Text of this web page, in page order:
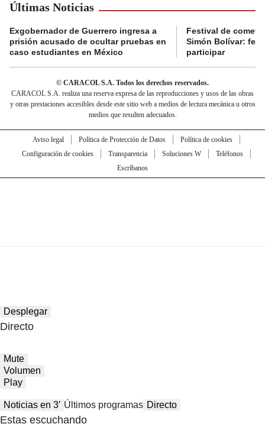
Últimas Noticias
Exgobernador de Guerrero ingresa a
prisión acusado de ocultar pruebas en
caso estudiantes en México
Festival de
Simón Bolívar:
participar
© CARACOL S.A. Todos los derechos reservados.
CARACOL S.A. realiza una reserva expresa de las reproducciones y usos de las obras
y otras prestaciones accesibles desde este sitio web a medios de lectura mecánica u otros
medios que resulten adecuados.
Aviso legal Política de Protección de Datos
Política de cookies
Configuración de cookies
Transparencia Soluciones W
Teléfonos
Escríbanos
Desplegar
Directo
Mute
Volumen
Play
Noticias en 3′ Últimos programas Directo
Estas escuchando